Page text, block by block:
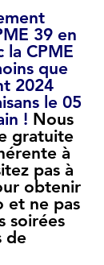
39 en
la CPME
que
2024
le 05
! Nous
gratuite
à
pas à
obtenir
et ne pas
soirées
de